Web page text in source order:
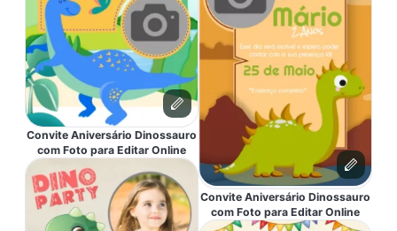
Convite Aniversário Dinossauro
com Foto para Editar Online
Convite Aniversário Dinossauro
com Foto para Editar Online